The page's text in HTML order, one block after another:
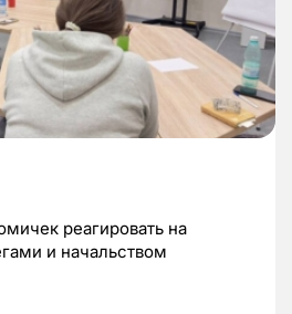
реагировать на
и начальством